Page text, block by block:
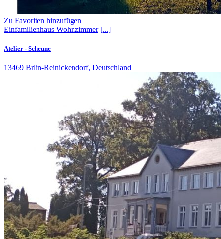
Zu Favoriten hinzufügen
Einfamilienhaus Wohnzimmer [...]
Atelier - Scheune
13469 Brlin-Reinickendorf, Deutschland